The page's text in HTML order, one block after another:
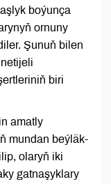
boýunça
ornuny
Şunuň bilen
biri
amatly
mundan beýläk-
olaryň iki
gatnaşyklary